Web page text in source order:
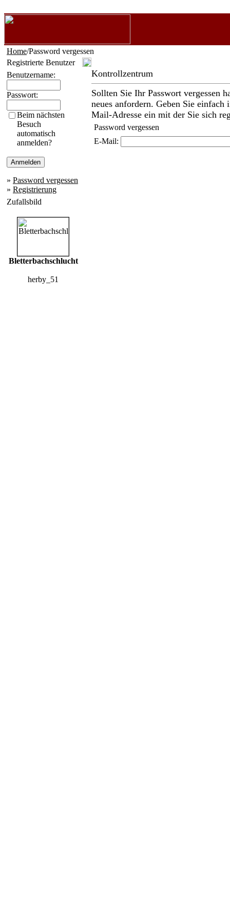
Home/Password vergessen
Registrierte Benutzer
Benutzername:
Passwort:
Beim nächsten
Besuch
automatisch
anmelden?
» Password vergessen
» Registrierung
Zufallsbild
Bletterbachschlucht
herby_51
Kontrollzentrum
Sollten Sie Ihr Passwort vergessen
neues anfordern. Geben Sie
Mail-Adresse ein mit der Sie sich
Password vergessen
E-Mail: